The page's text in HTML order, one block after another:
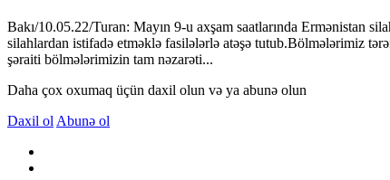
Bakı/10.05.22/Turan: Mayın 9-u axşam saatlarında Ermənistan
silahlardan istifadə etməklə fasilələrlə atəşə tutub.Bölmələrimiz
şəraiti bölmələrimizin tam nəzarəti...
Daha çox oxumaq üçün daxil olun və ya abunə olun
Daxil ol Abunə ol